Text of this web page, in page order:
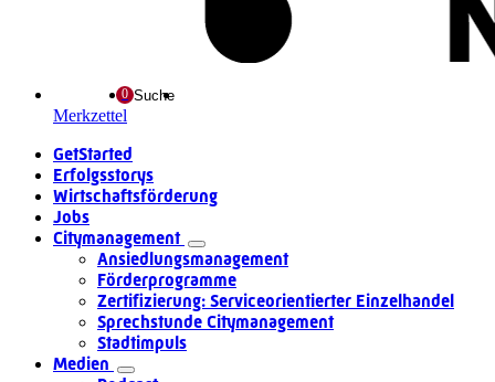
Merkzettel
Suche
GetStarted
Erfolgsstorys
Wirtschaftsförderung
Jobs
Citymanagement
Ansiedlungsmanagement
Förderprogramme
Zertifizierung: Serviceorientierter Einzelhandel
Sprechstunde Citymanagement
Stadtimpuls
Medien